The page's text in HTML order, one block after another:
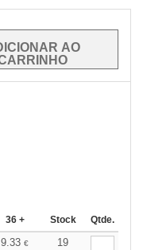
36 + Stock Qtde.
9.33 €
19